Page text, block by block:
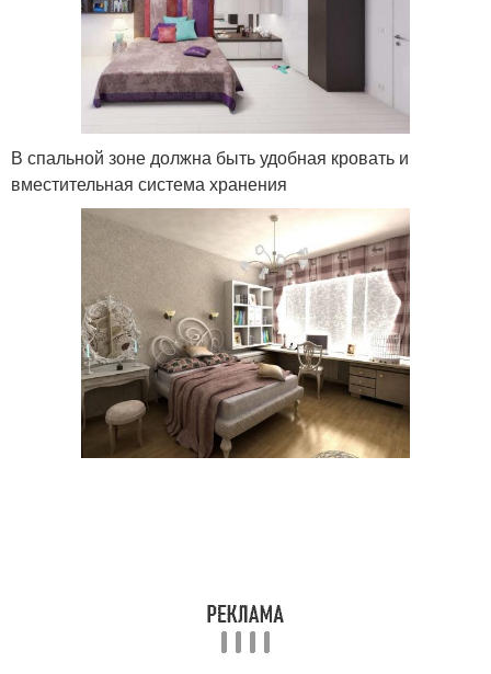
В спальной зоне должна быть удобная кровать и
вместительная система хранения